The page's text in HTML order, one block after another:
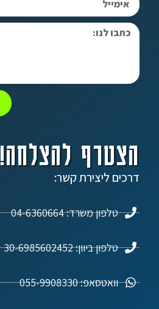
הצטרף להצלחה!
דרכים ליצירת קשר:
טלפון משרד: 04-6360664
טלפון ביוון: 30-6985602452
וואטסאפ: 055-9908330